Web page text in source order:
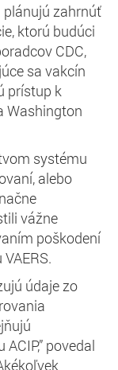
plánujú zahrnúť
ktorú budúci
CDC,
sa vakcín
prístup k
Washington
systému
alebo
vážne
poškodení
údaje zo
povedal